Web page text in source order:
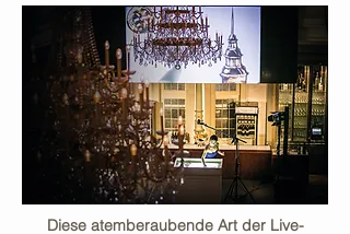
Diese atemberaubende Art der Live-